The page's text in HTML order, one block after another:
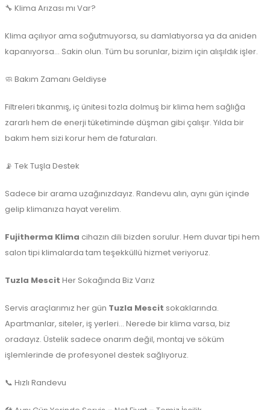
🔧 Klima Arızası mı Var?
Klima açılıyor ama soğutmuyorsa, su damlatıyorsa ya da aniden
kapanıyorsa... Sakin olun. Tüm bu sorunlar, bizim için alışıldık işler.
🧼 Bakım Zamanı Geldiyse
Filtreleri tıkanmış, iç ünitesi tozla dolmuş bir klima hem sağlığa
zararlı hem de enerji tüketiminde düşman gibi çalışır. Yılda bir
bakım hem sizi korur hem de faturaları.
📡 Tek Tuşla Destek
Sadece bir arama uzağınızdayız. Randevu alın, aynı gün içinde
gelip klimanıza hayat verelim.
Fujitherma Klima cihazın dili bizden sorulur. Hem duvar tipi hem
salon tipi klimalarda tam teşekküllü hizmet veriyoruz.
Tuzla Mescit Her Sokağında Biz Varız
Servis araçlarımız her gün Tuzla Mescit sokaklarında.
Apartmanlar, siteler, iş yerleri… Nerede bir klima varsa, biz
oradayız. Üstelik sadece onarım değil, montaj ve söküm
işlemlerinde de profesyonel destek sağlıyoruz.
📞 Hızlı Randevu